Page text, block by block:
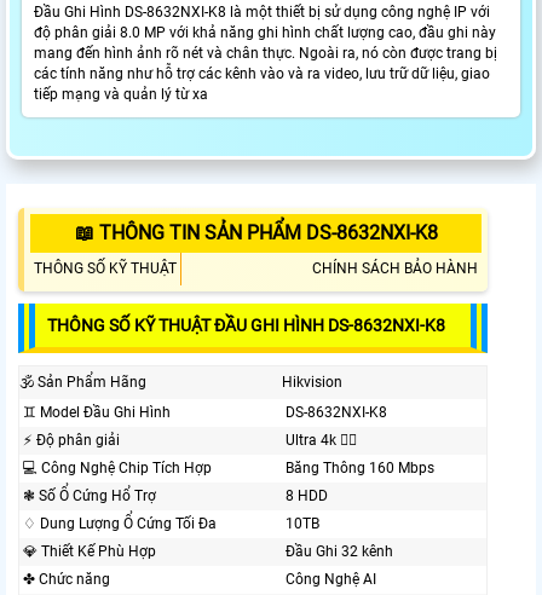
Đầu Ghi Hình DS-8632NXI-K8 là một thiết bị sử dụng công nghệ IP với
độ phân giải 8.0 MP với khả năng ghi hình chất lượng cao, đầu ghi này
mang đến hình ảnh rõ nét và chân thực. Ngoài ra, nó còn được trang bị
các tính năng như hỗ trợ các kênh vào và ra video, lưu trữ dữ liệu, giao
tiếp mạng và quản lý từ xa
📖 THÔNG TIN SẢN PHẨM DS-8632NXI-K8
THÔNG SỐ KỸ THUẬT CHÍNH SÁCH BẢO HÀNH
THÔNG SỐ KỸ THUẬT ĐẦU GHI HÌNH DS-8632NXI-K8
🕉️ Sản Phẩm Hãng
Hikvision
♊ Model Đầu Ghi Hình
DS-8632NXI-K8
️⚡ Độ phân giải
Ultra 4k 👍🏾
💻 Công Nghệ Chip Tích Hợp
Băng Thông 160 Mbps
❃ Số Ổ Cứng Hổ Trợ
8 HDD
♢ Dung Lượng Ổ Cứng Tối Đa
10TB
💎 Thiết Kế Phù Hợp
Đầu Ghi 32 kênh
✤ Chức năng
Công Nghệ AI